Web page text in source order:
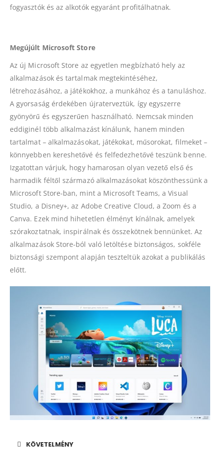
fogyasztók és az alkotók egyaránt profitálhatnak.
Megújúlt Microsoft Store
Az új Microsoft Store az egyetlen megbízható hely az
alkalmazások és tartalmak megtekintéséhez,
létrehozásához, a játékokhoz, a munkához és a tanuláshoz.
A gyorsaság érdekében újraterveztük, így egyszerre
gyönyörű és egyszerűen használható. Nemcsak minden
eddiginél több alkalmazást kínálunk, hanem minden
tartalmat – alkalmazásokat, játékokat, műsorokat, filmeket –
könnyebben kereshetővé és felfedezhetővé teszünk benne.
Izgatottan várjuk, hogy hamarosan olyan vezető első és
harmadik féltől származó alkalmazásokat köszönthessünk a
Microsoft Store-ban, mint a Microsoft Teams, a Visual
Studio, a Disney+, az Adobe Creative Cloud, a Zoom és a
Canva. Ezek mind hihetetlen élményt kínálnak, amelyek
szórakoztatnak, inspirálnak és összekötnek bennünket. Az
alkalmazások Store-ból való letöltése biztonságos, sokféle
biztonsági szempont alapján teszteltük azokat a publikálás
előtt.
KÖVETELMÉNY